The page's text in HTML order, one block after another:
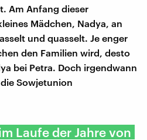
Am Anfang dieser
Mädchen, Nadya, an
und quasselt. Je enger
den Familien wird, desto
bei Petra. Doch irgendwann
Sowjetunion
Laufe der Jahre von